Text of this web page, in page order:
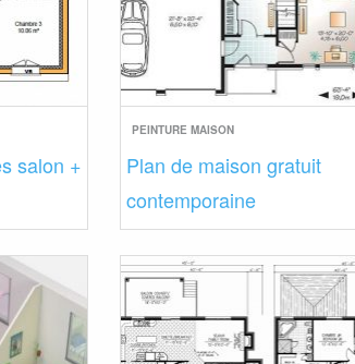
salon +
PEINTURE MAISON
Plan de maison gratuit
contemporaine